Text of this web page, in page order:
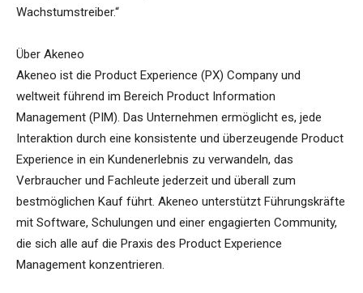
Wachstumstreiber.“
Über Akeneo
Akeneo ist die Product Experience (PX) Company und
weltweit führend im Bereich Product Information
Management (PIM). Das Unternehmen ermöglicht es, jede
Interaktion durch eine konsistente und überzeugende Product
Experience in ein Kundenerlebnis zu verwandeln, das
Verbraucher und Fachleute jederzeit und überall zum
bestmöglichen Kauf führt. Akeneo unterstützt Führungskräfte
mit Software, Schulungen und einer engagierten Community,
die sich alle auf die Praxis des Product Experience
Management konzentrieren.